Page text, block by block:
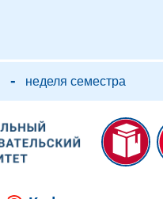
- неделя семестра